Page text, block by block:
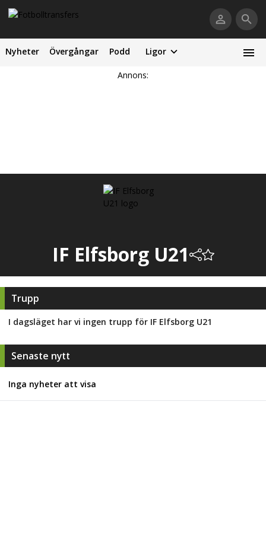
Nyheter Övergångar Podd Ligor
Annons:
IF Elfsborg U21
Trupp
I dagsläget har vi ingen trupp för IF Elfsborg U21
Senaste nytt
Inga nyheter att visa